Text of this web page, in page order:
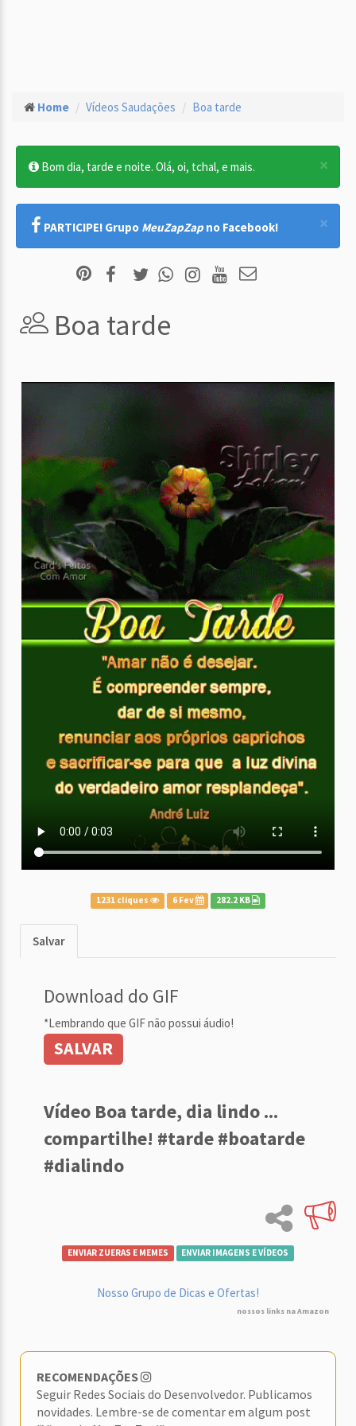
Home Vídeos Saudações Boa tarde
×
Bom dia, tarde e noite. Olá, oi, tchal, e mais.
×
PARTICIPE! Grupo MeuZapZap no Facebook!
Boa tarde
1231 cliques 6 Fev 282.2 KB
Salvar
Download do GIF
*Lembrando que GIF não possui áudio!
SALVAR
Vídeo Boa tarde, dia lindo ...
compartilhe! #tarde #boatarde
#dialindo
ENVIAR ZUERAS E MEMES ENVIAR IMAGENS E VÍDEOS
Nosso Grupo de Dicas e Ofertas!
nossos links na Amazon
RECOMENDAÇÕES
Seguir Redes Sociais do Desenvolvedor. Publicamos
novidades. Lembre-se de comentar em algum post